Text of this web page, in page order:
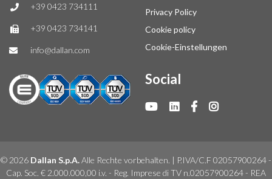
+39 0423 734111
+39 0423 734141
info@dallan.com
Privacy Policy
Cookie policy
Cookie-Einstellungen
Social
© 2026 Dallan S.p.A.Alle Rechte vorbehalten. | P.IVA/C.F 02057900264 -
Cap. Soc. € 2.000.000,00 i.v. - Reg. Imprese di TV n.02057900264 - REA